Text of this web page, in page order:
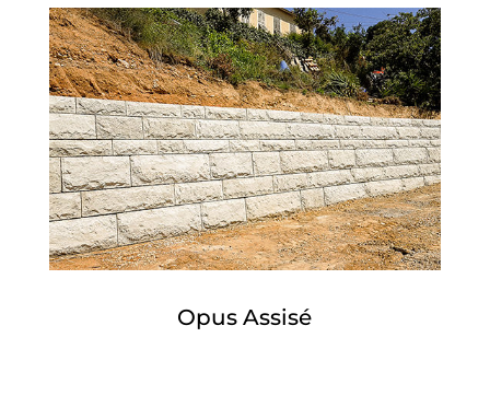
Opus Assisé